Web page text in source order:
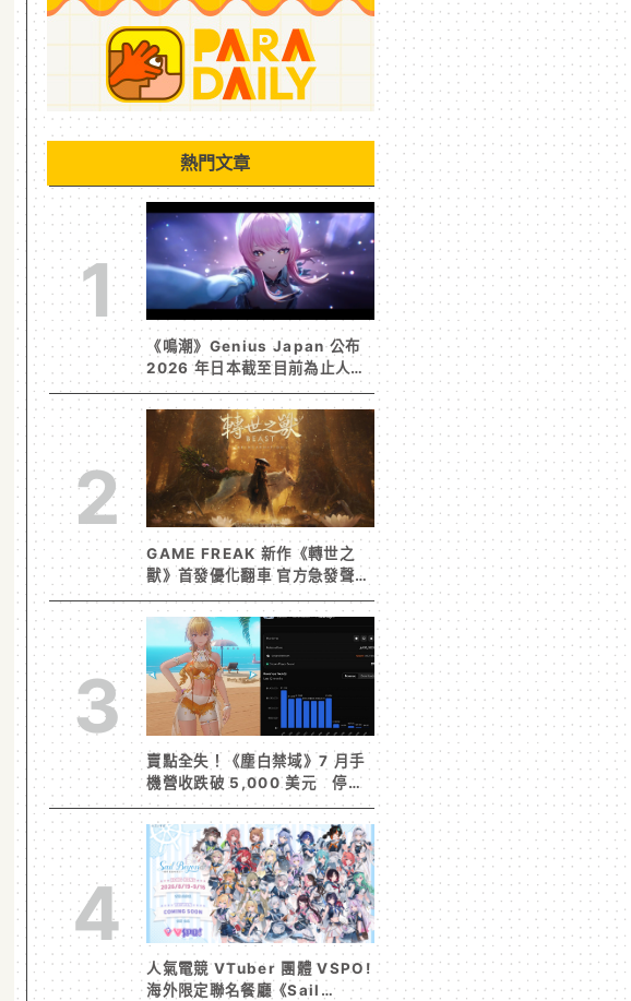
熱門文章
1
《鳴潮》Genius Japan 公布
2026 年日本截至目前為止人氣
歌單《遠航星的告別》&《自無
垠處歸航之星》入榜
2
GAME FREAK 新作《轉世之
獸》首發優化翻車 官方急發聲明
承諾提供大量更新彌補
3
賣點全失！《塵白禁域》7 月手
機營收跌破 5,000 美元 停服
整改後玩家大量流失
4
人氣電競 VTuber 團體 VSPO!
海外限定聯名餐廳《Sail